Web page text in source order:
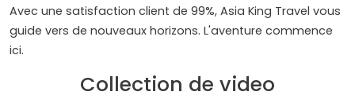
Avec une satisfaction client de 99%, Asia King Travel vous
guide vers de nouveaux horizons. L'aventure commence
ici.
Collection de video